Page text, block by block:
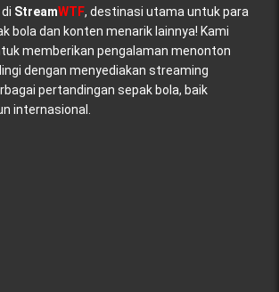
StreamWTF, destinasi utama untuk para
bola dan konten menarik lainnya! Kami
memberikan pengalaman menonton
dengan menyediakan streaming
pertandingan sepak bola, baik
internasional.